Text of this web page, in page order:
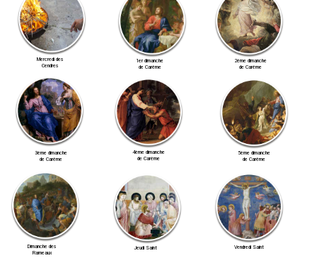
Mercredi des
Cendres
1er dimanche
de Carême
2ème dimanche
de Carême
3ème dimanche
de Carême
4ème dimanche
de Carême
5ème dimanche
de Carême
Dimanche des
Rameaux
Jeudi Saint Vendredi Saint